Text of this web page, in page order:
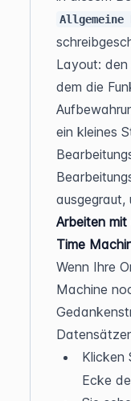
Allgemeine
Layout:
dem die
ein kleines
ausgegraut,
Arbeiten mit
Time
Wenn Ihre
Machine
Klicken
Ecke